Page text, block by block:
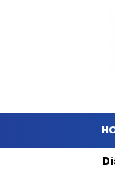
Jabar Kunjungi